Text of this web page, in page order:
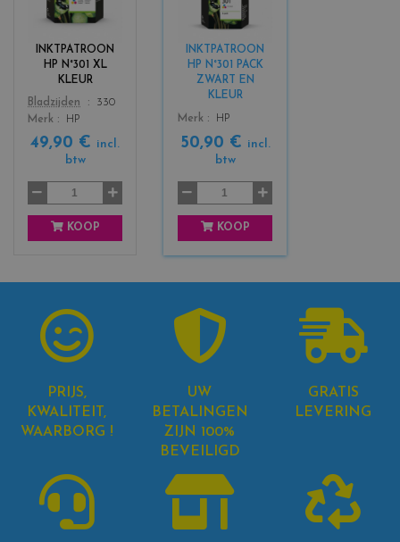
INKTPATROON
HP N°301 XL
KLEUR
Color
r
o
Bladzijden
330
Merk
HP
49,90 €
incl.
btw
KOOP
INKTPATROON
HP N°301 PACK
ZWART EN
KLEUR
Color
r
s
c
3
Merk HP
50,90 €
incl.
btw
KOOP
PRIJS,
KWALITEIT,
WAARBORG !
UW
BETALINGEN
ZIJN 100%
BEVEILIGD
GRATIS
LEVERING